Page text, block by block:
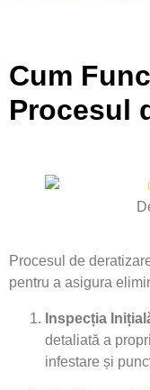
Cum
Procesul
Procesul de
pentru a asigura
Inspecția
detaliată a
infestare și